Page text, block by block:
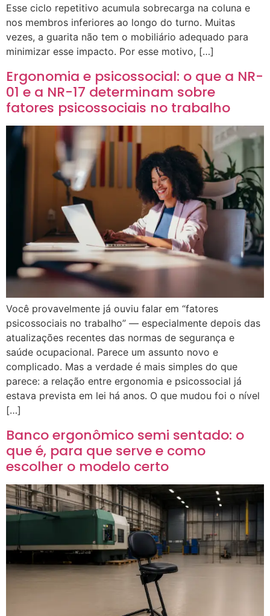
Esse ciclo repetitivo acumula sobrecarga na coluna e
nos membros inferiores ao longo do turno. Muitas
vezes, a guarita não tem o mobiliário adequado para
minimizar esse impacto. Por esse motivo, […]
Ergonomia e psicossocial: o que a NR-
01 e a NR-17 determinam sobre
fatores psicossociais no trabalho
Você provavelmente já ouviu falar em “fatores
psicossociais no trabalho” — especialmente depois das
atualizações recentes das normas de segurança e
saúde ocupacional. Parece um assunto novo e
complicado. Mas a verdade é mais simples do que
parece: a relação entre ergonomia e psicossocial já
estava prevista em lei há anos. O que mudou foi o nível
[…]
Banco ergonômico semi sentado: o
que é, para que serve e como
escolher o modelo certo